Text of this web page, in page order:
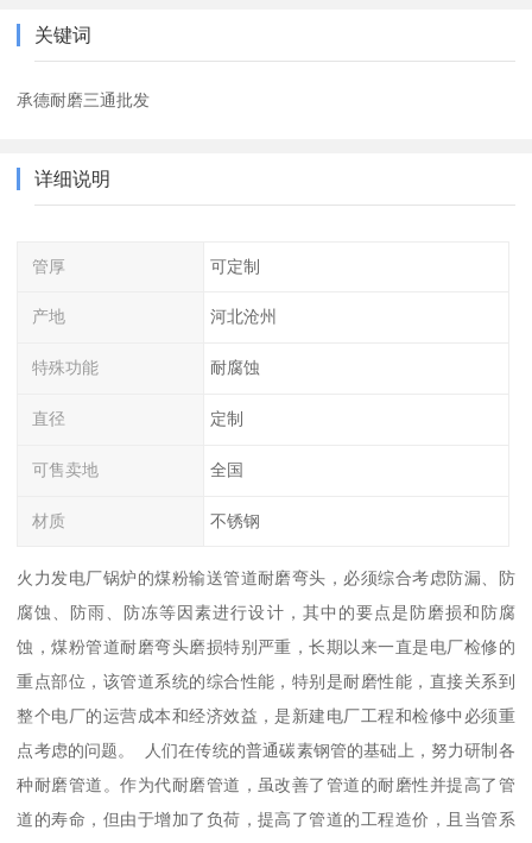
关键词
承德耐磨三通批发
详细说明
管厚 可定制
产地 河北沧州
特殊功能 耐腐蚀
直径 定制
可售卖地 全国
材质 不锈钢
火力发电厂锅炉的煤粉输送管道耐磨弯头，必须综合考虑防漏、防
腐蚀、防雨、防冻等因素进行设计，其中的要点是防磨损和防腐
蚀，煤粉管道耐磨弯头磨损特别严重，长期以来一直是电厂检修的
重点部位，该管道系统的综合性能，特别是耐磨性能，直接关系到
整个电厂的运营成本和经济效益，是新建电厂工程和检修中必须重
点考虑的问题。 人们在传统的普通碳素钢管的基础上，努力研制各
种耐磨管道。作为代耐磨管道，虽改善了管道的耐磨性并提高了管
道的寿命，但由于增加了负荷，提高了管道的工程造价，且当管系